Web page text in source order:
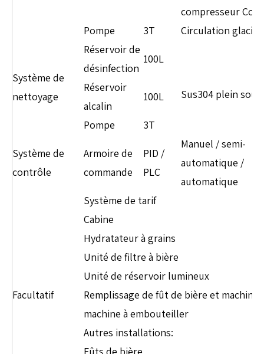
compresseur
Pompe
3T Circulation
Système de
nettoyage
Réservoir de
désinfection
100L
Sus304 plein
Réservoir
alcalin
100L
Pompe 3T
Système de
contrôle
Armoire de
commande
PID /
PLC
Manuel / semi-
automatique /
automatique
Facultatif
Système de tarif
Cabine
Hydratateur à grains
Unité de filtre à bière
Unité de réservoir lumineux
Remplissage de fût de bière et machine
machine à embouteiller
Autres installations: